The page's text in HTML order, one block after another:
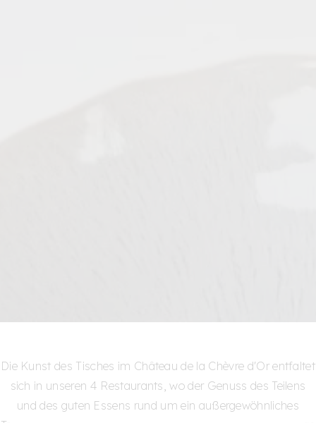
Die Kunst des Tisches im Château de la Chèvre d'Or entfaltet
sich in unseren 4 Restaurants, wo der Genuss des Teilens
und des guten Essens rund um ein außergewöhnliches